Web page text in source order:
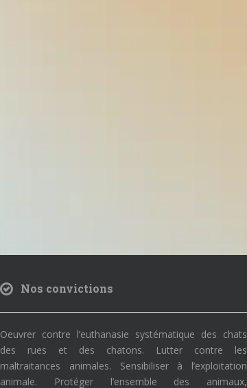
Nos convictions
Oeuvrer contre l’euthanasie systématique des chats
des rues et des chatons. Lutter contre les
maltraitances animales. Sensibiliser à l’exploitation
animale. Protéger l’ensemble des animaux,